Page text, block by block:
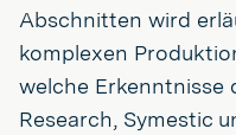
Abschnitten wird
komplexen
welche Erkenntnisse
Research, Symestic